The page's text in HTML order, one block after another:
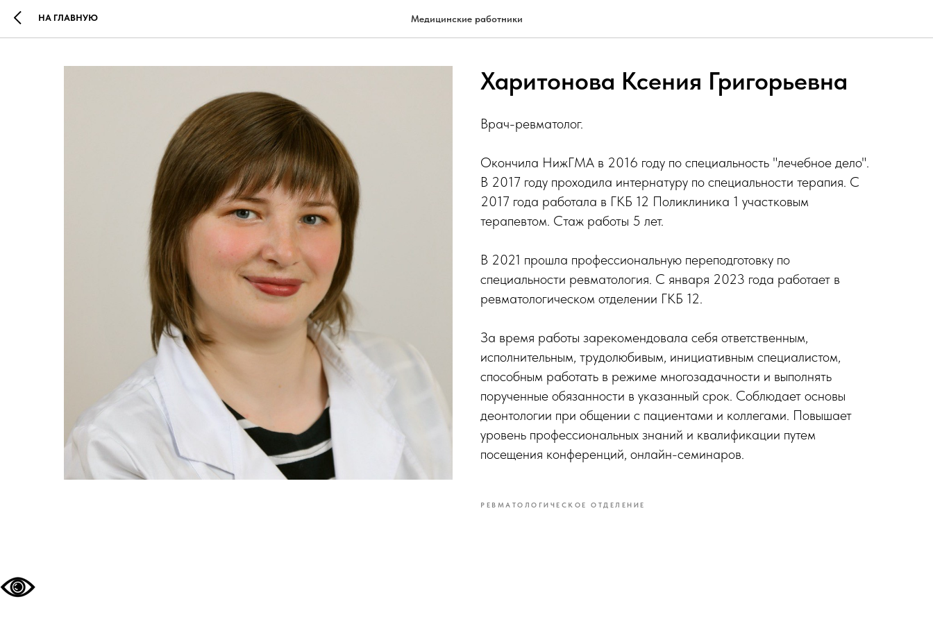
Медицинские работники
Харитонова Ксения Григорьевна
Врач-ревматолог.
Окончила НижГМА в 2016 году по специальность "лечебное дело".
В 2017 году проходила интернатуру по специальности терапия. С
2017 года работала в ГКБ 12 Поликлиника 1 участковым
терапевтом. Стаж работы 5 лет.
В 2021 прошла профессиональную переподготовку по
специальности ревматология. С января 2023 года работает в
ревматологическом отделении ГКБ 12.
За время работы зарекомендовала себя ответственным,
исполнительным, трудолюбивым, инициативным специалистом,
способным работать в режиме многозадачности и выполнять
порученные обязанности в указанный срок. Соблюдает основы
деонтологии при общении с пациентами и коллегами. Повышает
уровень профессиональных знаний и квалификации путем
посещения конференций, онлайн-семинаров.
РЕВМАТОЛОГИЧЕСКОЕ ОТДЕЛЕНИЕ
НА ГЛАВНУЮ